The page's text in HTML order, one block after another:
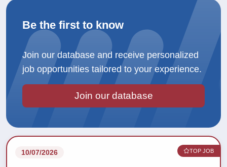
Be the first to know
Join our database and receive personalized
job opportunities tailored to your experience.
Join our database
10/07/2026 TOP JOB